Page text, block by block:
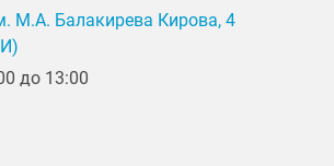
Балакирева Кирова, 4
до 13:00